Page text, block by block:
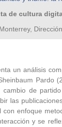
de cultura
un análisis
Pardo
cambio de
las
con enfoque
y se